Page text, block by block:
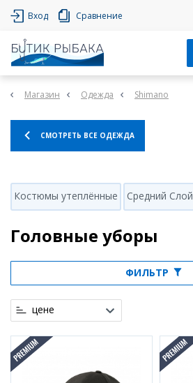
Вход Сравнение
Магазин Одежда Shimano
СМОТРЕТЬ ВСЕ ОДЕЖДА
Костюмы утеплённые Средний Слой
Головные уборы
ФИЛЬТР
цене